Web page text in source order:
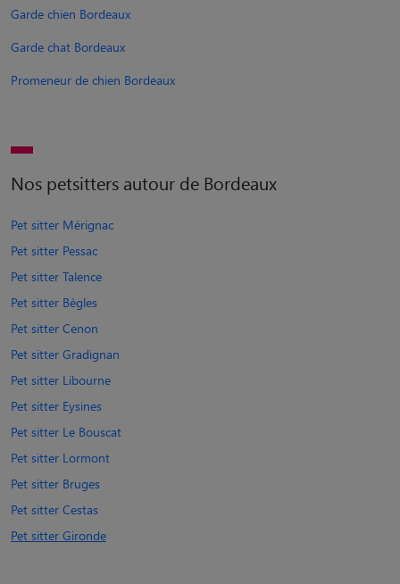
Garde chien Bordeaux
Garde chat Bordeaux
Promeneur de chien Bordeaux
Nos petsitters autour de Bordeaux
Pet sitter Mérignac
Pet sitter Pessac
Pet sitter Talence
Pet sitter Bègles
Pet sitter Cenon
Pet sitter Gradignan
Pet sitter Libourne
Pet sitter Eysines
Pet sitter Le Bouscat
Pet sitter Lormont
Pet sitter Bruges
Pet sitter Cestas
Pet sitter Gironde